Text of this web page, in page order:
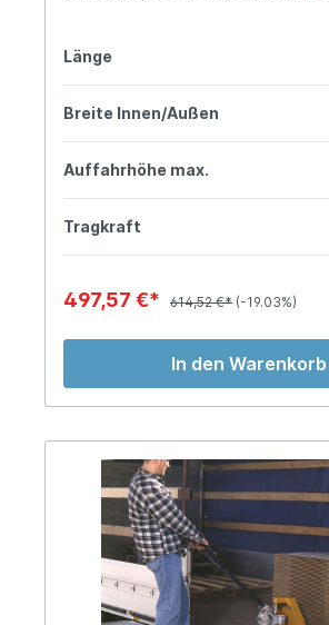
Länge
Breite Innen/Außen
Auffahrhöhe max.
Tragkraft
497,57 €* 614,52 €* (-19.03%)
In den Warenkorb